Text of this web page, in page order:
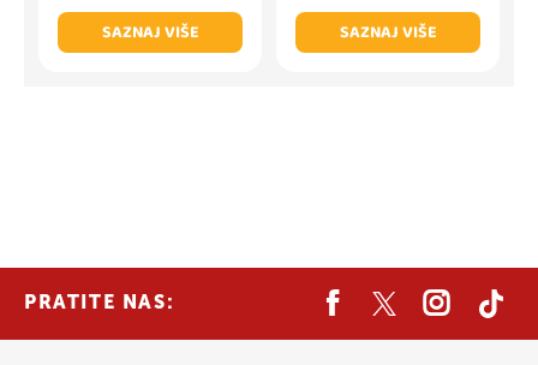
SAZNAJ VIŠE
SAZNAJ VIŠE
PRATITE NAS: